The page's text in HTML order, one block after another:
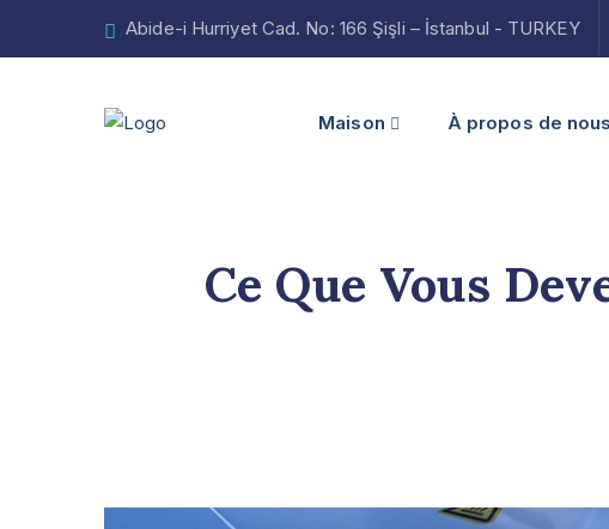
Abide-i Hurriyet Cad. No: 166 Şişli – İstanbul - TURKEY
Maison À propos de nous
Ce Que Vous